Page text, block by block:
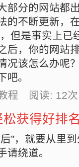
部分的网站都
的不断更新，
但是事实上已
后，你的网站
况该怎么办呢
吧。
程 阅读: 12
获得好排
”，就要从里
请绕道。